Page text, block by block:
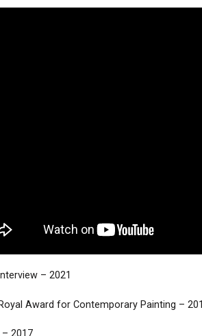
– 2021
Award for Contemporary Painting –